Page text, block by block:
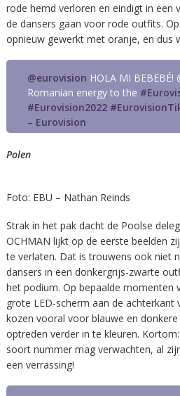
rode hemd verloren en eindigt in een
de dansers gaan voor rode outfits.
opnieuw gewerkt met oranje, en dus
@eurovision HOLA MI BEBEBÉ!
Romanian energy to the
#Eurovision2022
– Eurovision
Polen
Foto: EBU – Nathan Reinds
Strak in het pak dacht de Poolse
OCHMAN lijkt op de eerste beelden
te verlaten. Dat is trouwens ook niet
dansers in een donkergrijs-zwarte
het podium. Op bepaalde momenten
grote LED-scherm aan de achterkant
kozen vooral voor blauwe en
optreden verder in te kleuren.
soort nummer mag verwachten, al
een verrassing!